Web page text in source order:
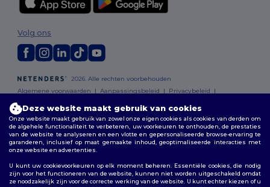
2026. Alle rechten voorbehouden
Algemene voorwaarden |Aanpassingsbeleid | Privacybeleid |
Volg ons
Bruxelles| Anvers | Mortsel |Malines|Lierre |Turnhout| Geel|
Herentals |Hoogstraten | Bruges
Deze website maakt gebruik van cookies
Onze website maakt gebruik van zowel onze eigen cookies als cookies van derden om
de algehele functionaliteit te verbeteren, uw voorkeuren te onthouden, de prestaties
van de website te analyseren en een vlotte en gepersonaliseerde browse-ervaring te
garanderen, inclusief op maat gemaakte inhoud, geoptimaliseerde interacties met
onze website en advertenties.
U kunt uw cookievoorkeuren op elk moment beheren. Essentiële cookies, die nodig
zijn voor het functioneren van de website, kunnen niet worden uitgeschakeld omdat
ze noodzakelijk zijn voor de correcte werking van de website. U kunt echter kiezen of u